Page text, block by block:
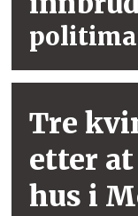
Tre
etter
hus i